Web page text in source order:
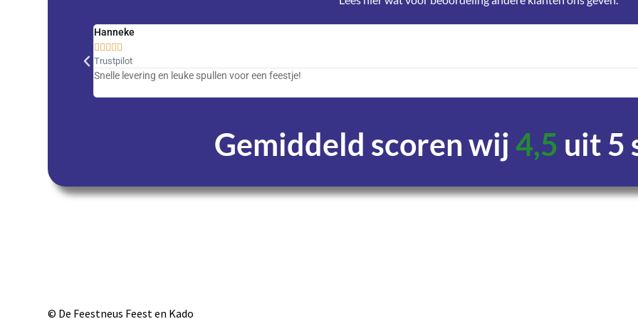
Hanneke
    
Trustpilot
Snelle levering en leuke spullen voor een feestje!
Gemiddeld scoren wij4,5 uit 5
© De Feestneus Feest en Kado